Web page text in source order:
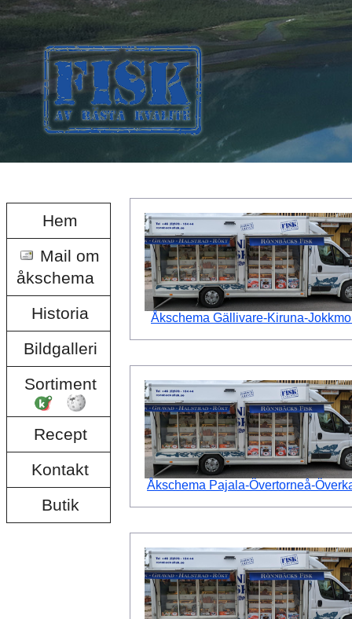
Hem
Mail om
åkschema
Historia
Bildgalleri
Sortiment
Recept
Kontakt
Butik
Åkschema Gällivare-Kiruna-
Åkschema Pajala-Övertorneå-